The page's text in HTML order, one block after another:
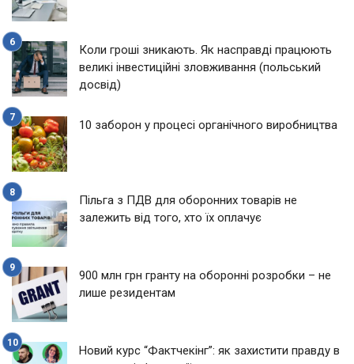
Коли гроші зникають. Як насправді працюють
великі інвестиційні зловживання (польський
досвід)
10 заборон у процесі органічного виробництва
Пільга з ПДВ для оборонних товарів не
залежить від того, хто їх оплачує
900 млн грн гранту на оборонні розробки – не
лише резидентам
Новий курс “Фактчекінг”: як захистити правду в